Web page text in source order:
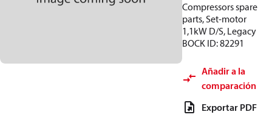
Compressors spare
parts, Set-motor
1,1kW D/S, Legacy
BOCK ID: 82291
Añadir a la
comparación
Exportar PDF